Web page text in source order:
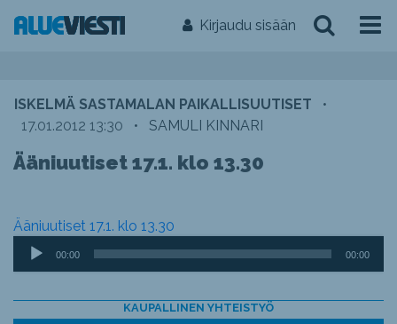
Kirjaudu sisään
ISKELMÄ SASTAMALAN PAIKALLISUUTISET
•
17.01.2012 13:30
• SAMULI KINNARI
Ääniuutiset 17.1. klo 13.30
Ääniuutiset 17.1. klo 13.30
Äänitoistin
00:00 00:00
KAUPALLINEN YHTEISTYÖ